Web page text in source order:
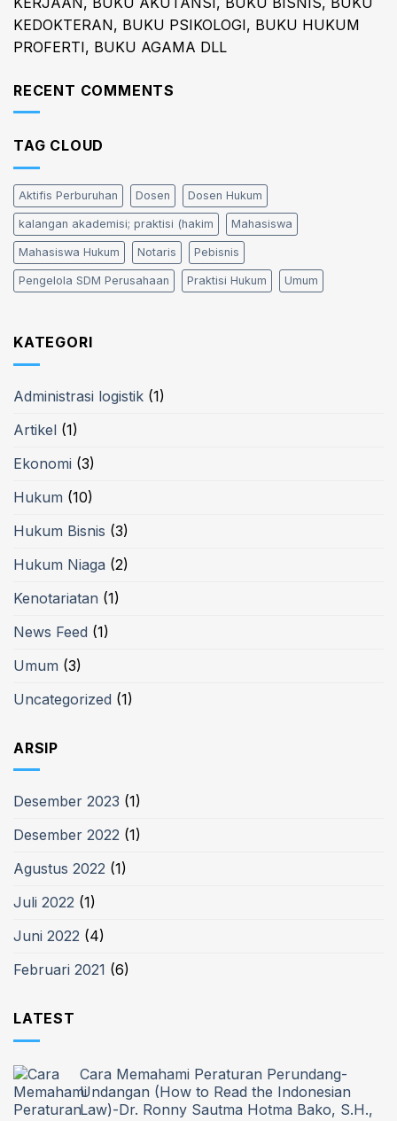
KEDOKTERAN, BUKU PSIKOLOGI, BUKU HUKUM
PROFERTI, BUKU AGAMA DLL
RECENT COMMENTS
TAG CLOUD
Aktifis Perburuhan Dosen Dosen Hukum
kalangan akademisi; praktisi (hakim Mahasiswa
Mahasiswa Hukum Notaris Pebisnis
Pengelola SDM Perusahaan Praktisi Hukum Umum
KATEGORI
Administrasi logistik (1)
Artikel (1)
Ekonomi (3)
Hukum (10)
Hukum Bisnis (3)
Hukum Niaga (2)
Kenotariatan (1)
News Feed (1)
Umum (3)
Uncategorized (1)
ARSIP
Desember 2023 (1)
Desember 2022 (1)
Agustus 2022 (1)
Juli 2022 (1)
Juni 2022 (4)
Februari 2021 (6)
LATEST
Cara Memahami Peraturan Perundang-
Undangan (How to Read the Indonesian
Law)-Dr. Ronny Sautma Hotma Bako, S.H.,